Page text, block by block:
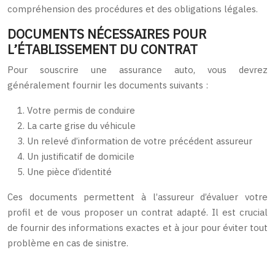
compréhension des procédures et des obligations légales.
DOCUMENTS NÉCESSAIRES POUR
L’ÉTABLISSEMENT DU CONTRAT
Pour souscrire une assurance auto, vous devrez
généralement fournir les documents suivants :
Votre permis de conduire
La carte grise du véhicule
Un relevé d’information de votre précédent assureur
Un justificatif de domicile
Une pièce d’identité
Ces documents permettent à l’assureur d’évaluer votre
profil et de vous proposer un contrat adapté. Il est crucial
de fournir des informations exactes et à jour pour éviter tout
problème en cas de sinistre.